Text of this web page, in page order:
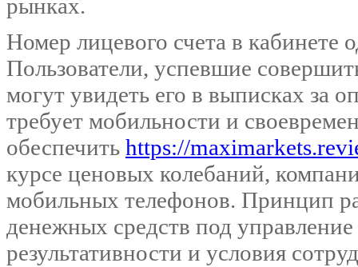
рынках.
Номер лицевого счета в кабинете
Пользователи, успевшие
могут увидеть его в выписках за
требует мобильности и
обеспечить https://
курсе ценовых колебаний,
мобильных телефонов. Принцип
денежных средств под
результативности и условия